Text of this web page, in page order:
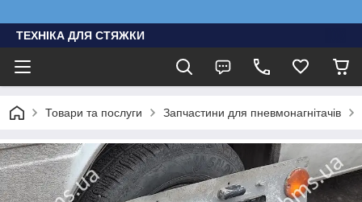
ТЕХНІКА ДЛЯ СТЯЖКИ
Товари та послуги Запчастини для пневмонагнітачів